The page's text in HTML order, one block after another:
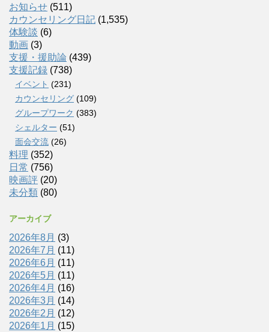
お知らせ (511)
カウンセリング日記 (1,535)
体験談 (6)
動画 (3)
支援・援助論 (439)
支援記録 (738)
イベント (231)
カウンセリング (109)
グループワーク (383)
シェルター (51)
面会交流 (26)
料理 (352)
日常 (756)
映画評 (20)
未分類 (80)
アーカイブ
2026年8月 (3)
2026年7月 (11)
2026年6月 (11)
2026年5月 (11)
2026年4月 (16)
2026年3月 (14)
2026年2月 (12)
2026年1月 (15)